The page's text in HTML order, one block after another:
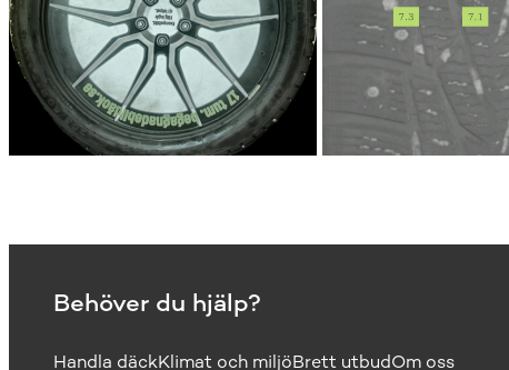
Behöver du hjälp?
Handla däckKlimat och miljöBrett utbudOm oss